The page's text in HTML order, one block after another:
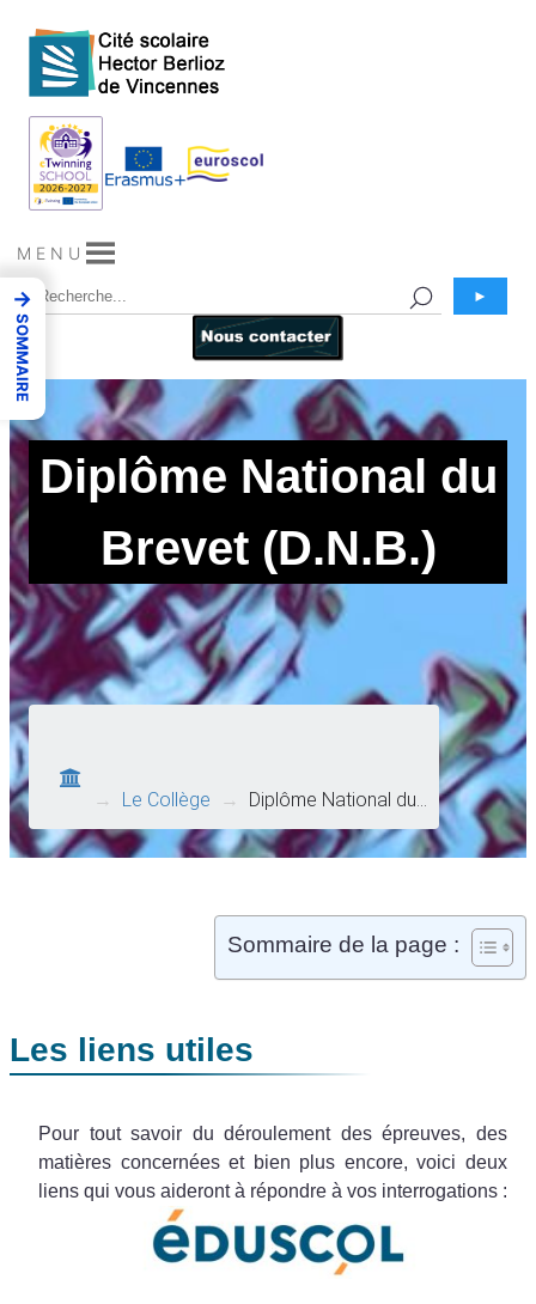
Aller
contenu
M E N U
►
Diplôme National du
Brevet (D.N.B.)
→ Le Collège → Diplôme National du…
Sommaire de la page :
Les liens utiles
Pour tout savoir du déroulement des épreuves, des
matières concernées et bien plus encore, voici deux
liens qui vous aideront à répondre à vos interrogations :
→
SOMMAIRE